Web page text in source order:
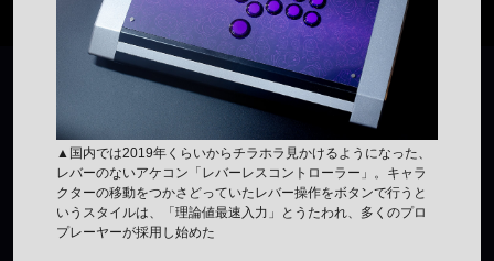
▲国内では2019年くらいからチラホラ見かけるようになった、
レバーのないアケコン「レバーレスコントローラー」。キャラ
クターの移動をつかさどっていたレバー操作をボタンで行うと
いうスタイルは、「理論値最速入力」とうたわれ、多くのプロ
プレーヤーが採用し始めた